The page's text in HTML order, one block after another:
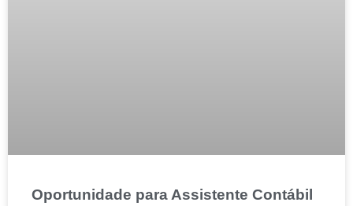
Oportunidade para Assistente Contábil